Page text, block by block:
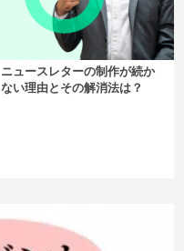
ニュースレターの制作が続か
ない理由とその解消法は？